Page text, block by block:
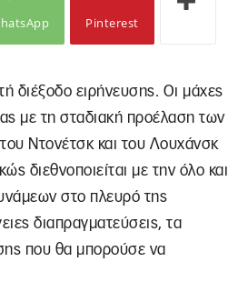
Pinterest
διέξοδο ειρήνευσης. Οι μάχες
με τη σταδιακή προέλαση των
Ντονέτσκ και του Λουχάνσκ
διεθνοποιείται με την όλο και
στο πλευρό της
διαπραγματεύσεις, τα
που θα μπορούσε να